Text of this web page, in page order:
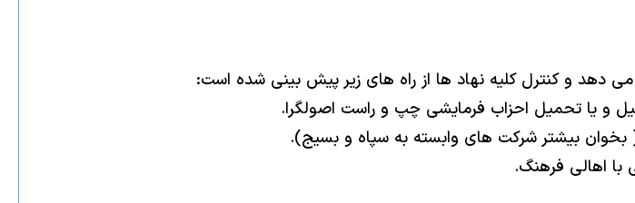
دهد و كنترل كليه نهاد ها از راه هاى زير پيش بينى شده است: